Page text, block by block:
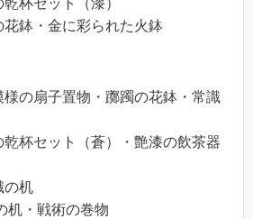
鉢・金に彩られた火鉢
の扇子置物・躑躅の花鉢・常識
杯セット（蒼）・艶漆の飲茶器
机
・戦術の巻物